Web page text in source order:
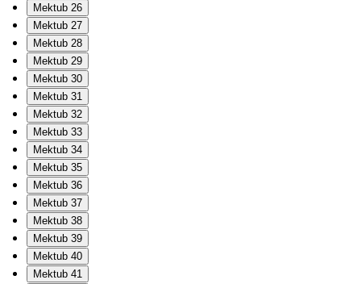
Mektub 26
Mektub 27
Mektub 28
Mektub 29
Mektub 30
Mektub 31
Mektub 32
Mektub 33
Mektub 34
Mektub 35
Mektub 36
Mektub 37
Mektub 38
Mektub 39
Mektub 40
Mektub 41